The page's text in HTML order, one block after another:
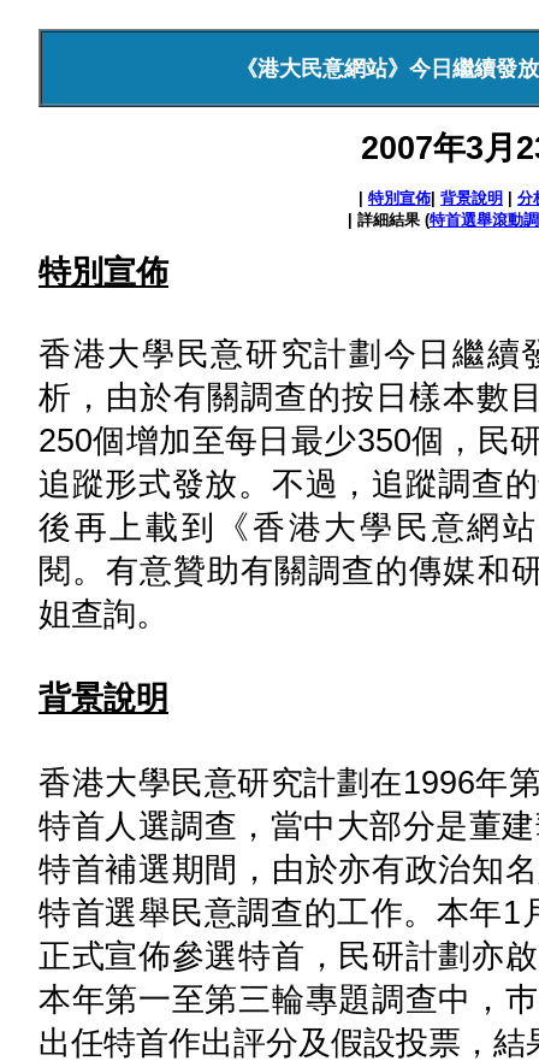
《港大民意網站》今日繼續發
2007年3月
特別宣佈| 背景說明
分
| 詳細結果 (特首選舉滾動
特別宣佈
香港大學民意研究計劃今日繼續
析，由於有關調查的按日樣本數
250個增加至每日最少350個，民
追蹤形式發放。不過，追蹤調查
後再上載到《香港大學民意網
閱。有意贊助有關調查的傳媒和
姐查詢。
背景說明
香港大學民意研究計劃在1996年
特首人選調查，當中大部分是董
特首補選期間，由於亦有政治知
特首選舉民意調查的工作。本年
正式宣佈參選特首，民研計劃亦
本年第一至第三輪專題調查中，
出任特首作出評分及假設投票，結